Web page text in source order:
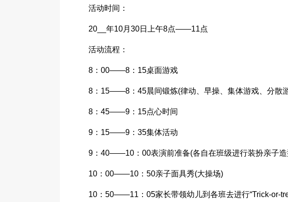
活动时间：
20__年10月30日上午8点——11点
活动流程：
8：00——8：15桌面游戏
8：15——8：45晨间锻炼(律动、早操、集体游戏、分散
8：45——9：15点心时间
9：15——9：35集体活动
9：40——10：00表演前准备(各自在班级进行装扮亲子造
10：00——10：50亲子面具秀(大操场)
10：50——11：05家长带领幼儿到各班去进行“Trick-or-